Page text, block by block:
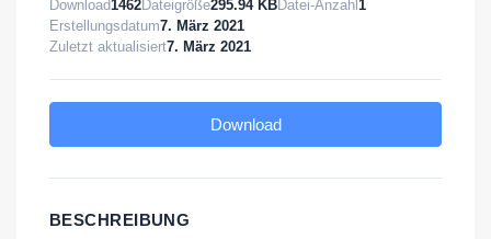
Download 1462Dateigröße295.94 KBDatei-Anzahl 1
Erstellungsdatum7. März 2021
Zuletzt aktualisiert7. März 2021
Download
BESCHREIBUNG